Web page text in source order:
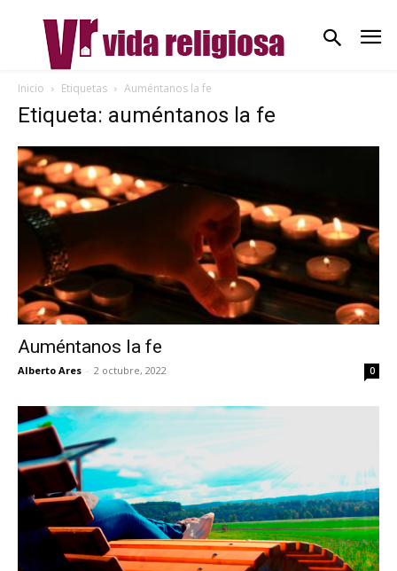
Inicio Etiquetas Auméntanos la fe
Etiqueta: auméntanos la fe
Auméntanos la fe
Alberto Ares - 2 octubre, 2022 0